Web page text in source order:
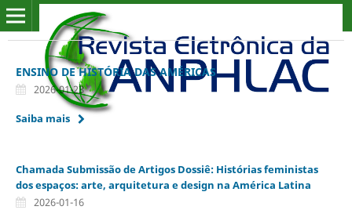
ENSINO DE HISTÓRIA DAS AMÉRICAS
2026-01-23
Saiba mais
Chamada Submissão de Artigos Dossiê: Histórias feministas
dos espaços: arte, arquitetura e design na América Latina
2026-01-16